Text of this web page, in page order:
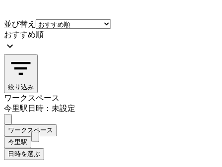
並び替え
おすすめ順
絞り込み
ワークスペース
今里駅日時：未設定
ワークスペース
今里駅
日時を選ぶ